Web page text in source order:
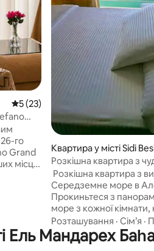
Середня оцінка: 5 з 5, відгуки: 23
5 (23)
го
Grand
місць
Квартира у місті Sidi
ahri
Розкішна квартира з
панорамним видом на
Середземне море в
Прокиньтеся з
море з кожної кімнати,
Ми приймаємо сім'ї або
статі. Для зв'язку 💬:
Захопливі краєвиди:
Розташування · Сім’я ·
Ель Мандарех